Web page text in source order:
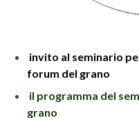
invito al seminario
forum del grano
il programma del
grano